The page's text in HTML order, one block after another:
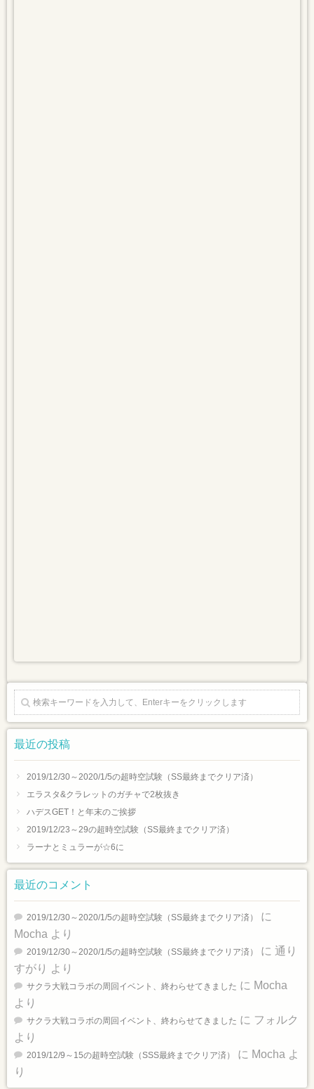
最近の投稿
2019/12/30～2020/1/5の超時空試験（SS最終までクリア済）
エラスタ&クラレットのガチャで2枚抜き
ハデスGET！と年末のご挨拶
2019/12/23～29の超時空試験（SS最終までクリア済）
ラーナとミュラーが☆6に
最近のコメント
2019/12/30～2020/1/5の超時空試験（SS最終までクリア済）
に
Mocha より
2019/12/30～2020/1/5の超時空試験（SS最終までクリア済） に 通り
すがり より
サクラ大戦コラボの周回イベント、終わらせてきました に Mocha
より
サクラ大戦コラボの周回イベント、終わらせてきました に フォルク
より
2019/12/9～15の超時空試験（SSS最終までクリア済） に Mocha よ
り